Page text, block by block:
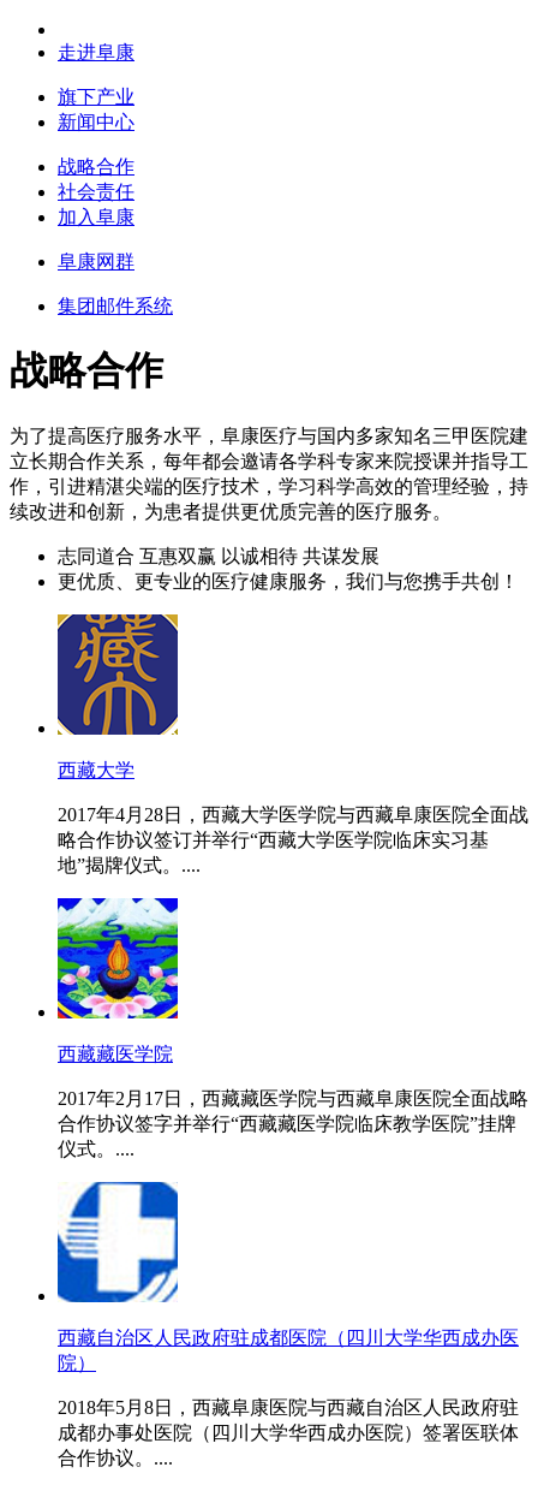
走进阜康
旗下产业
新闻中心
战略合作
社会责任
加入阜康
阜康网群
集团邮件系统
战略合作
为了提高医疗服务水平，阜康医疗与国内多家知名三甲医院建
立长期合作关系，每年都会邀请各学科专家来院授课并指导工
作，引进精湛尖端的医疗技术，学习科学高效的管理经验，持
续改进和创新，为患者提供更优质完善的医疗服务。
志同道合 互惠双赢 以诚相待 共谋发展
更优质、更专业的医疗健康服务，我们与您携手共创！
西藏大学
2017年4月28日，西藏大学医学院与西藏阜康医院全面战
略合作协议签订并举行“西藏大学医学院临床实习基
地”揭牌仪式。....
西藏藏医学院
2017年2月17日，西藏藏医学院与西藏阜康医院全面战略
合作协议签字并举行“西藏藏医学院临床教学医院”挂牌
仪式。....
西藏自治区人民政府驻成都医院（四川大学华西成办医
院）
2018年5月8日，西藏阜康医院与西藏自治区人民政府驻
成都办事处医院（四川大学华西成办医院）签署医联体
合作协议。....